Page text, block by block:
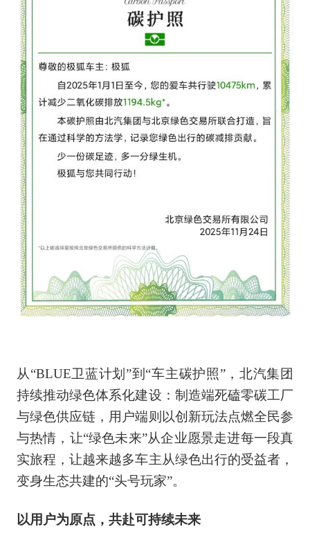
从“BLUE卫蓝计划”到“车主碳护照”，北汽集团
持续推动绿色体系化建设：制造端死磕零碳工厂
与绿色供应链，用户端则以创新玩法点燃全民参
与热情，让“绿色未来”从企业愿景走进每一段真
实旅程，让越来越多车主从绿色出行的受益者，
变身生态共建的“头号玩家”。
以用户为原点，共赴可持续未来